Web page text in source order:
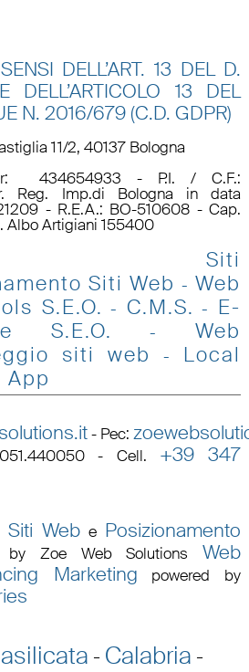
DELL’ART. 13 DEL D.
13 DEL
N. 2016/679 (C.D. GDPR)
11/2, 40137 Bologna
434654933 - P.I. / C.F.:
Reg. Imp.di Bologna in data
- R.E.A.: BO-510608 - Cap.
Albo Artigiani 155400
Siti
Siti Web -Web
S.E.O. - C.M.S. - E-
S.E.O.
-Web
siti web - Local
App
- Pec:
- Cell. +39 347
Siti Web e Posizionamento
Zoe Web SolutionsWeb
Marketing powered by
- Calabria -